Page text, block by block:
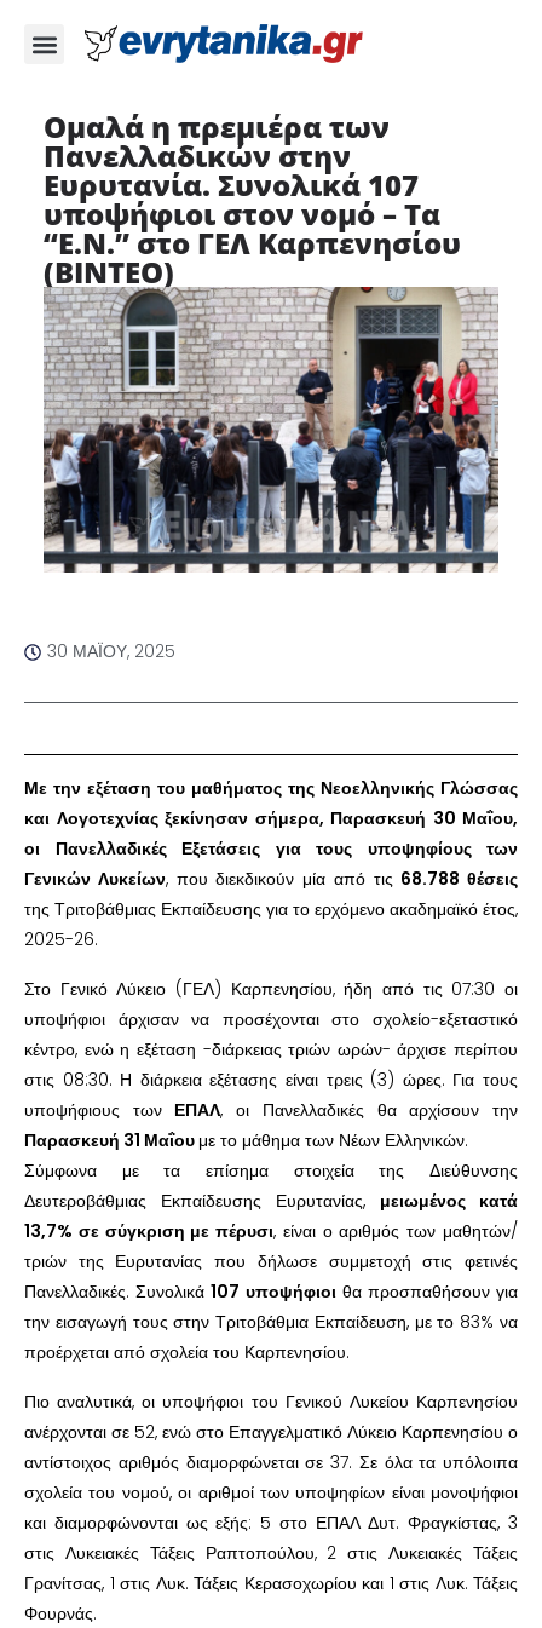
Ομαλά η πρεμιέρα των
Πανελλαδικών στην
Ευρυτανία. Συνολικά 107
υποψήφιοι στον νομό – Τα
“Ε.Ν.” στο ΓΕΛ Καρπενησίου
(ΒΙΝΤΕΟ)
30 ΜΑΪ́ΟΥ, 2025
Με την εξέταση του μαθήματος της Νεοελληνικής Γλώσσας
και Λογοτεχνίας ξεκίνησαν σήμερα, Παρασκευή 30 Μαΐου,
οι Πανελλαδικές Εξετάσεις για τους υποψηφίους των
Γενικών Λυκείων, που διεκδικούν μία από τις 68.788 θέσεις
της Τριτοβάθμιας Εκπαίδευσης για το ερχόμενο ακαδημαϊκό έτος,
2025-26.
Στο Γενικό Λύκειο (ΓΕΛ) Καρπενησίου, ήδη από τις 07:30 οι
υποψήφιοι άρχισαν να προσέχονται στο σχολείο-εξεταστικό
κέντρο, ενώ η εξέταση -διάρκειας τριών ωρών- άρχισε περίπου
στις 08:30. Η διάρκεια εξέτασης είναι τρεις (3) ώρες. Για τους
υποψήφιους των ΕΠΑΛ, οι Πανελλαδικές θα αρχίσουν την
Παρασκευή 31 Μαΐου με το μάθημα των Νέων Ελληνικών.
Σύμφωνα με τα επίσημα στοιχεία της Διεύθυνσης
Δευτεροβάθμιας Εκπαίδευσης Ευρυτανίας, μειωμένος κατά
13,7% σε σύγκριση με πέρυσι, είναι ο αριθμός των μαθητών/
τριών της Ευρυτανίας που δήλωσε συμμετοχή στις φετινές
Πανελλαδικές. Συνολικά107 υποψήφιοιθα προσπαθήσουν για
την εισαγωγή τους στην Τριτοβάθμια Εκπαίδευση, με το 83% να
προέρχεται από σχολεία του Καρπενησίου.
Πιο αναλυτικά, οι υποψήφιοι του Γενικού Λυκείου Καρπενησίου
ανέρχονται σε 52, ενώ στο Επαγγελματικό Λύκειο Καρπενησίου ο
αντίστοιχος αριθμός διαμορφώνεται σε 37. Σε όλα τα υπόλοιπα
σχολεία του νομού, οι αριθμοί των υποψηφίων είναι μονοψήφιοι
και διαμορφώνονται ως εξής: 5 στο ΕΠΑΛ Δυτ. Φραγκίστας, 3
στις Λυκειακές Τάξεις Ραπτοπούλου, 2 στις Λυκειακές Τάξεις
Γρανίτσας, 1 στις Λυκ. Τάξεις Κερασοχωρίου και 1 στις Λυκ. Τάξεις
Φουρνάς.